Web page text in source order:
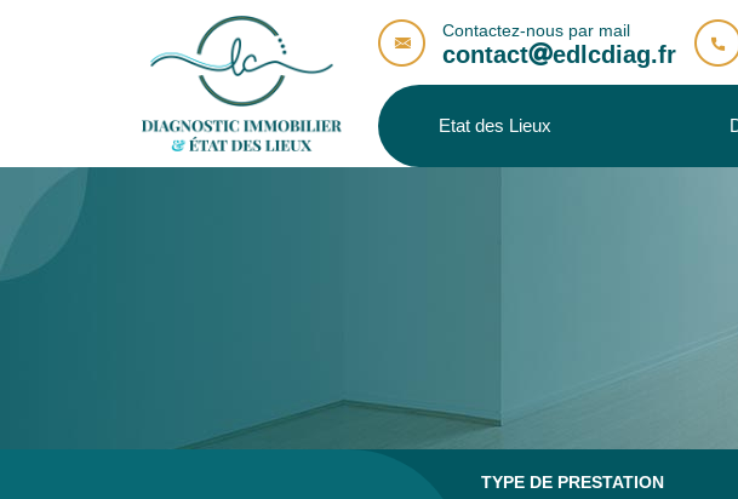
Contactez-nous par mail
contact edlcdiag.fr
Etat des Lieux
TYPE DE PRESTATION